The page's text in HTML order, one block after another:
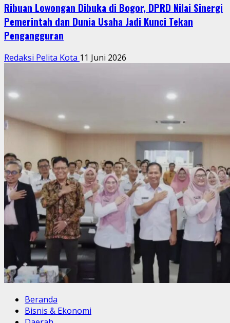
Ribuan Lowongan Dibuka di Bogor, DPRD Nilai Sinergi
Pemerintah dan Dunia Usaha Jadi Kunci Tekan
Pengangguran
Redaksi Pelita Kota 11 Juni 2026
Beranda
Bisnis & Ekonomi